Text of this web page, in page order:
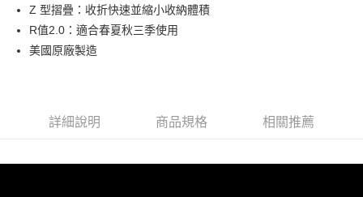
聯邦商業銀行
遠東國際商業銀行
元大商業銀行
玉山商業銀行
運送方式
每筆NT$80，滿NT$490(含以上)免運費
免運費
Z 型摺疊：收折快速並縮小收納體積
R值2.0：適合春夏秋三季使用
美國原廠製造
詳細說明 商品規格 相關推薦